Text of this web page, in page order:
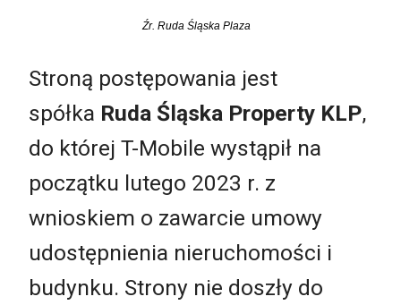
Źr. Ruda Śląska Plaza
Stroną postępowania jest
spółka Ruda Śląska Property KLP,
do której T-Mobile wystąpił na
początku lutego 2023 r. z
wnioskiem o zawarcie umowy
udostępnienia nieruchomości i
budynku. Strony nie doszły do